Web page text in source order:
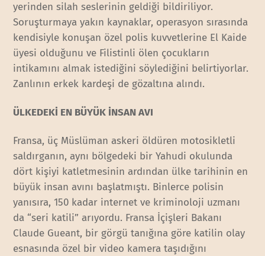
yerinden silah seslerinin geldiği bildiriliyor.
Soruşturmaya yakın kaynaklar, operasyon sırasında
kendisiyle konuşan özel polis kuvvetlerine El Kaide
üyesi olduğunu ve Filistinli ölen çocukların
intikamını almak istediğini söylediğini belirtiyorlar.
Zanlının erkek kardeşi de gözaltına alındı.
ÜLKEDEKİ EN BÜYÜK İNSAN AVI
Fransa, üç Müslüman askeri öldüren motosikletli
saldırganın, aynı bölgedeki bir Yahudi okulunda
dört kişiyi katletmesinin ardından ülke tarihinin en
büyük insan avını başlatmıştı. Binlerce polisin
yanısıra, 150 kadar internet ve kriminoloji uzmanı
da “seri katili” arıyordu. Fransa İçişleri Bakanı
Claude Gueant, bir görgü tanığına göre katilin olay
esnasında özel bir video kamera taşıdığını